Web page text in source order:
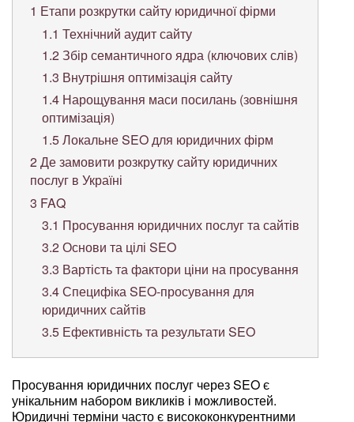
1 Етапи розкрутки сайту юридичної фірми
1.1 Технічний аудит сайту
1.2Збір семантичного ядра (ключових слів)
1.3 Внутрішня оптимізація сайту
1.4Нарощування маси посилань (зовнішня
оптимізація)
1.5Локальне SEO для юридичних фірм
2Де замовити розкрутку сайту юридичних
послуг в Україні
3 FAQ
3.1 Просування юридичних послуг та сайтів
3.2Основи та цілі SEO
3.3 Вартість та фактори ціни на просування
3.4Специфіка SEO-просування для
юридичних сайтів
3.5Ефективність та результати SEO
Просування юридичних послуг через SEO є
унікальним набором викликів і можливостей.
Юридичні терміни часто є висококонкурентними